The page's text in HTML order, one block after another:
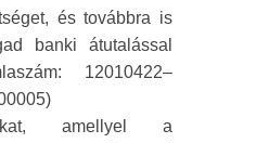
és továbbra is
banki átutalással
12010422–
amellyel a